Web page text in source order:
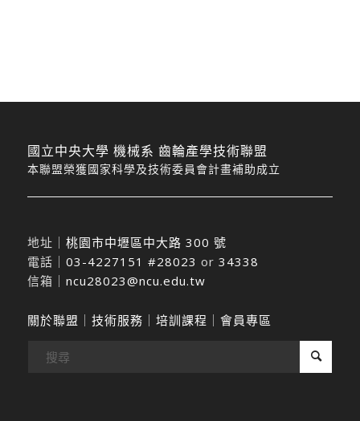
國立中央大學 機械系 齒輪產學技術聯盟
本聯盟榮獲國家科學及技術委員會計畫補助成立
地址｜ 桃園市中壢區中大路 300 號
電話｜ 03-4227151 #28023 or 34338
信箱｜ ncu28023@ncu.edu.tw
關於聯盟 技術服務 培訓課程 會員專區